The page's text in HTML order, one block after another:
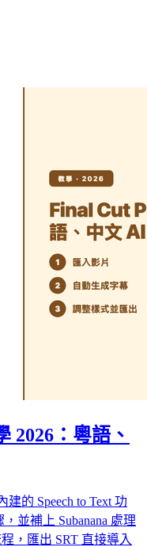
2026：粵語、
的 Speech to Text 功
並補上 Subanana 處理
，匯出 SRT 直接導入